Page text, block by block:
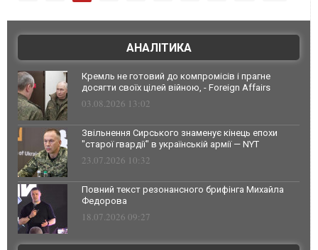
АНАЛІТИКА
Кремль не готовий до компромісів і прагне
досягти своїх цілей війною, - Foreign Affairs
03.08.2026 13:02
Звільнення Сирського знаменує кінець епохи
"старої гвардії" в українській армії — NYT
23.07.2026 10:32
Повний текст резонансного брифінга Михайла
Федорова
18.07.2026 09:27